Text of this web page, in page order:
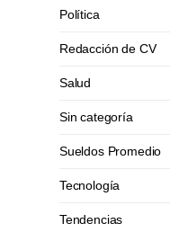
Política
Redacción de CV
Salud
Sin categoría
Sueldos Promedio
Tecnología
Tendencias